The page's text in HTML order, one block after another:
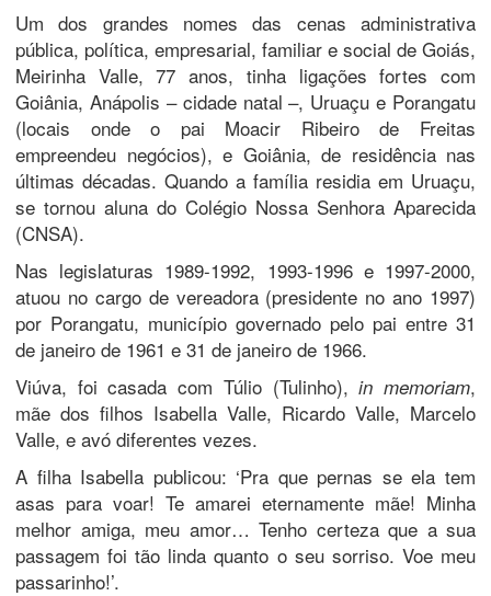
Um dos grandes nomes das cenas administrativa
pública, política, empresarial, familiar e social de Goiás,
Meirinha Valle, 77 anos, tinha ligações fortes com
Goiânia, Anápolis – cidade natal –, Uruaçu e Porangatu
(locais onde o pai Moacir Ribeiro de Freitas
empreendeu negócios), e Goiânia, de residência nas
últimas décadas. Quando a família residia em Uruaçu,
se tornou aluna do Colégio Nossa Senhora Aparecida
(CNSA).
Nas legislaturas 1989-1992, 1993-1996 e 1997-2000,
atuou no cargo de vereadora (presidente no ano 1997)
por Porangatu, município governado pelo pai entre 31
de janeiro de 1961 e 31 de janeiro de 1966.
Viúva, foi casada com Túlio (Tulinho),in memoriam,
mãe dos filhos Isabella Valle, Ricardo Valle, Marcelo
Valle, e avó diferentes vezes.
A filha Isabella publicou: ‘Pra que pernas se ela tem
asas para voar! Te amarei eternamente mãe! Minha
melhor amiga, meu amor… Tenho certeza que a sua
passagem foi tão linda quanto o seu sorriso. Voe meu
passarinho!’.